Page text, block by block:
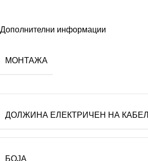
Дополнителни информации
МОНТАЖА
ДОЛЖИНА ЕЛЕКТРИЧЕН НА КАБЕЛ
БОЈА